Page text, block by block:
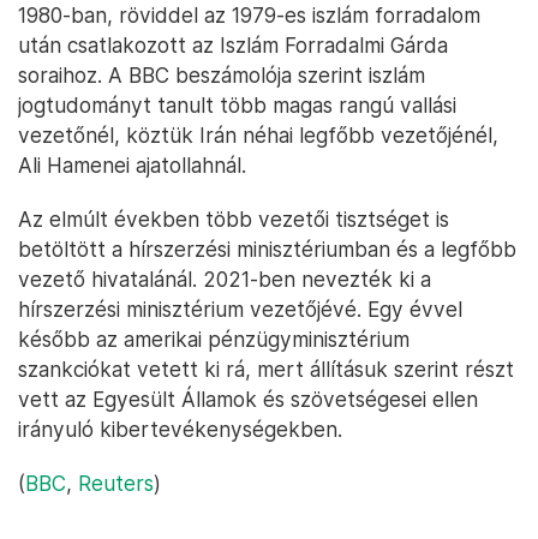
1980-ban, röviddel az 1979-es iszlám forradalom
után csatlakozott az Iszlám Forradalmi Gárda
soraihoz. A BBC beszámolója szerint iszlám
jogtudományt tanult több magas rangú vallási
vezetőnél, köztük Irán néhai legfőbb vezetőjénél,
Ali Hamenei ajatollahnál.
Az elmúlt években több vezetői tisztséget is
betöltött a hírszerzési minisztériumban és a legfőbb
vezető hivatalánál. 2021-ben nevezték ki a
hírszerzési minisztérium vezetőjévé. Egy évvel
később az amerikai pénzügyminisztérium
szankciókat vetett ki rá, mert állításuk szerint részt
vett az Egyesült Államok és szövetségesei ellen
irányuló kibertevékenységekben.
(BBC, Reuters)